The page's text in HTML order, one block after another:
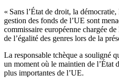
« Sans l’État de droit, la
gestion des fonds de l’UE sont
commissaire européenne chargée
de l’égalité des genres lors de la
La responsable tchèque a souligné
un moment où le maintien de l’État
plus importantes de l’UE.